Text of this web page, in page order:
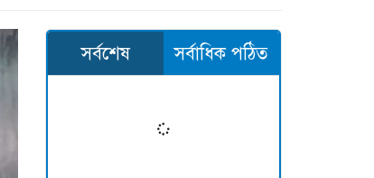
সর্বশেষ সর্বাধিক পঠিত